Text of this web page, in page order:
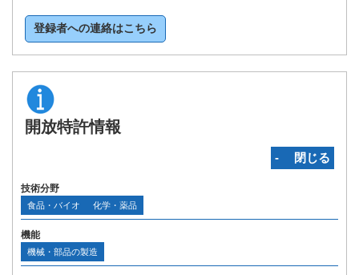
登録者への連絡はこちら
開放特許情報
‐ 閉じる
技術分野
食品・バイオ 化学・薬品
機能
機械・部品の製造